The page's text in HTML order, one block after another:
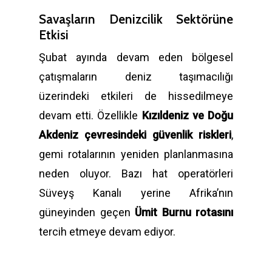
Savaşların Denizcilik Sektörüne
Etkisi
Şubat ayında devam eden bölgesel
çatışmaların deniz taşımacılığı
üzerindeki etkileri de hissedilmeye
devam etti. Özellikle Kızıldeniz ve Doğu
Akdeniz çevresindeki güvenlik riskleri,
gemi rotalarının yeniden planlanmasına
neden oluyor. Bazı hat operatörleri
Süveyş Kanalı yerine Afrika’nın
güneyinden geçen Ümit Burnu rotasını
tercih etmeye devam ediyor.